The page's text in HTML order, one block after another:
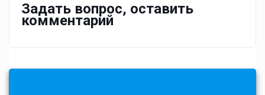
Задать вопрос, оставить
комментарий